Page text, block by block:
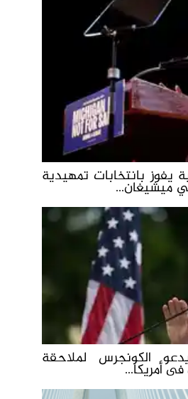
بانتخابات تمهيدية
الكونجرس لملاحقة